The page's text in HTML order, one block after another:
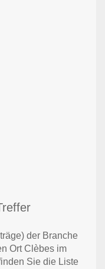
der Branche
Ort Clèbes im
Sie die Liste